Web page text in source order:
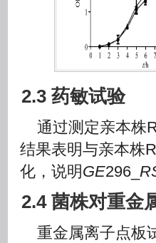
2.3 药敏试验
通过测定亲本株
结果表明与亲本株
化，说明GE296_
2.4 菌株对重金
重金属离子点板